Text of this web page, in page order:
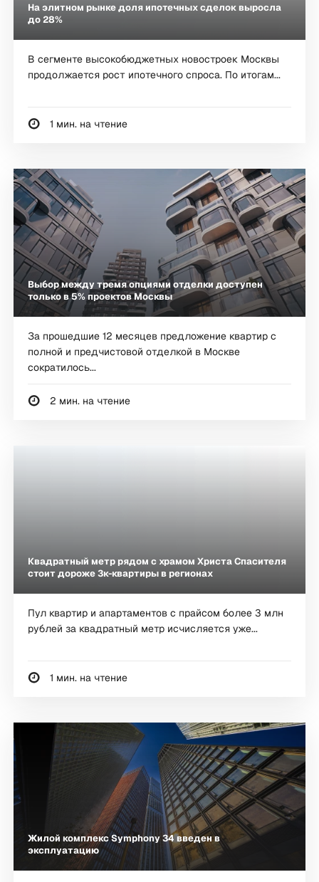
На элитном рынке доля ипотечных сделок выросла
до 28%
В сегменте высокобюджетных новостроек Москвы
продолжается рост ипотечного спроса. По итогам...
1 мин. на чтение
Выбор между тремя опциями отделки доступен
только в 5% проектов Москвы
За прошедшие 12 месяцев предложение квартир с
полной и предчистовой отделкой в Москве
сократилось...
2 мин. на чтение
Квадратный метр рядом с храмом Христа Спасителя
стоит дороже 3к-квартиры в регионах
Пул квартир и апартаментов с прайсом более 3 млн
рублей за квадратный метр исчисляется уже...
1 мин. на чтение
Жилой комплекс Symphony 34 введен в
эксплуатацию